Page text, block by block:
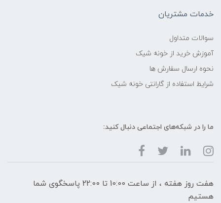
خدمات مشتریان
سوالات متداول
آموزش خرید از خونه شیک
نحوه ارسال سفارش ها
شرایط استفاده از گارانتی خونه شیک
ما را در شبکه‌های اجتماعی دنبال کنید:
هفت روز هفته ، از ساعت 10:00 تا 22:00 پاسخگوی شما
هستیم